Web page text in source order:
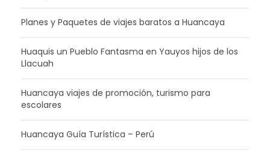
Planes y Paquetes de viajes baratos a Huancaya
Huaquis un Pueblo Fantasma en Yauyos hijos de los
Llacuah
Huancaya viajes de promoción, turismo para
escolares
Huancaya Guía Turística – Perú